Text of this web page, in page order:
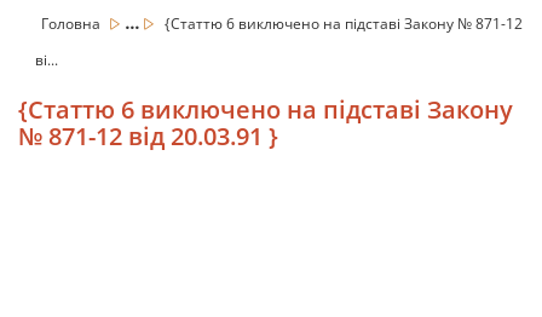
Головна ...
{Статтю 6 виключено на підставі Закону № 871-12
ві...
{Статтю 6 виключено на підставі Закону
№ 871-12 від 20.03.91 }